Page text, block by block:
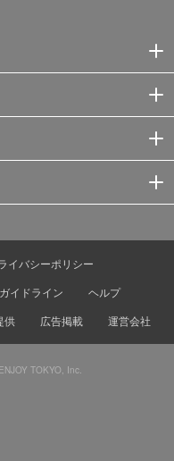
イバシーポリシー
イドライン
ヘルプ
供 広告掲載 運営会社
TOKYO, Inc.